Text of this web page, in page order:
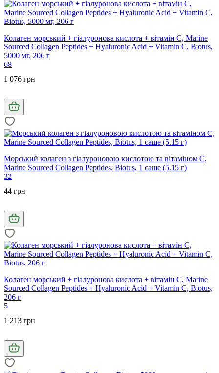
Колаген морський + гіалуронова кислота + вітамін С, Marine
Sourced Collagen Peptides + Hyaluronic Acid + Vitamin C, Biotus,
5000 мг, 206 г
68
1 076 грн
Морський колаген з гіалуроновою кислотою та вітаміном С,
Marine Sourced Collagen Peptidеs, Biotus, 1 саше (5.15 г)
32
44 грн
Колаген морський + гіалуронова кислота + вітамін C, Marine
Sourced Collagen Peptides + Hyaluronic Acid + Vitamin C, Biotus,
206 г
5
1 213 грн